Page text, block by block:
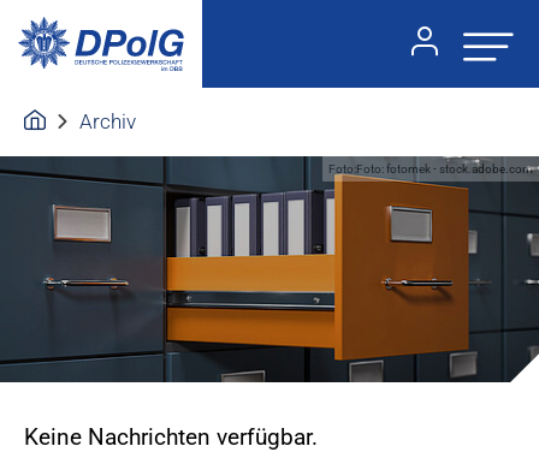
Archiv
Foto:Foto: fotomek - stock.adobe.com
Keine Nachrichten verfügbar.